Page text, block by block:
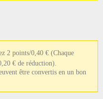
2 points/0,40 € (Chaque
€ de réduction).
être convertis en un bon